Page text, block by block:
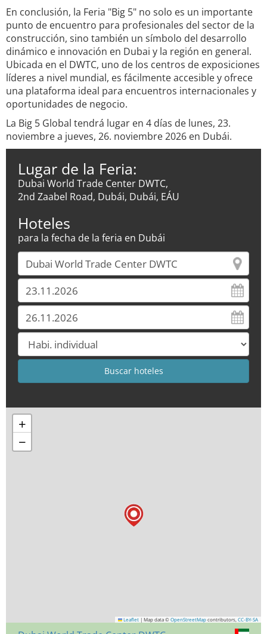
En conclusión, la Feria "Big 5" no solo es un importante
punto de encuentro para profesionales del sector de la
construcción, sino también un símbolo del desarrollo
dinámico e innovación en Dubai y la región en general.
Ubicada en el DWTC, uno de los centros de exposiciones
líderes a nivel mundial, es fácilmente accesible y ofrece
una plataforma ideal para encuentros internacionales y
oportunidades de negocio.
La Big 5 Global tendrá lugar en 4 días de lunes, 23.
noviembre a jueves, 26. noviembre 2026 en Dubái.
Lugar de la Feria:
Dubai World Trade Center DWTC,
2nd Zaabel Road, Dubái, Dubái, EÁU
Hoteles
para la fecha de la feria en Dubái
+
−
Leaflet | Map data © OpenStreetMap contributors, CC-BY-SA